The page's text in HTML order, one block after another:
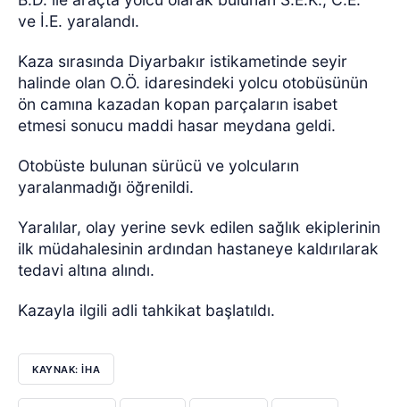
ve İ.E. yaralandı.
Kaza sırasında Diyarbakır istikametinde seyir
halinde olan O.Ö. idaresindeki yolcu otobüsünün
ön camına kazadan kopan parçaların isabet
etmesi sonucu maddi hasar meydana geldi.
Otobüste bulunan sürücü ve yolcuların
yaralanmadığı öğrenildi.
Yaralılar, olay yerine sevk edilen sağlık ekiplerinin
ilk müdahalesinin ardından hastaneye kaldırılarak
tedavi altına alındı.
Kazayla ilgili adli tahkikat başlatıldı.
KAYNAK: İHA